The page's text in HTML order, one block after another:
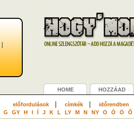
HOME HOZZÁAD
előfordulások| címkék| időrendben
G GY H I Í J K L LY M N NY O Ó Ö Ő